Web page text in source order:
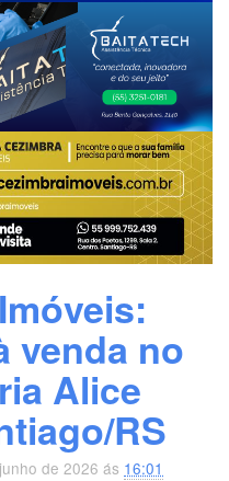
venda no
Alice
RS
de 2026 ás 16:01